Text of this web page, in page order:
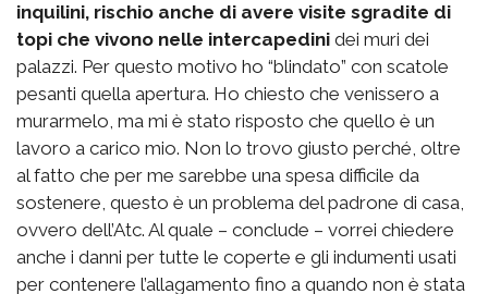
inquilini, rischio anche di avere visite sgradite di
topi che vivono nelle intercapedini dei muri dei
palazzi. Per questo motivo ho “blindato” con scatole
pesanti quella apertura. Ho chiesto che venissero a
murarmelo, ma mi è stato risposto che quello è un
lavoro a carico mio. Non lo trovo giusto perché, oltre
al fatto che per me sarebbe una spesa difficile da
sostenere, questo è un problema del padrone di casa,
ovvero dell’Atc. Al quale – conclude – vorrei chiedere
anche i danni per tutte le coperte e gli indumenti usati
per contenere l’allagamento fino a quando non è stata